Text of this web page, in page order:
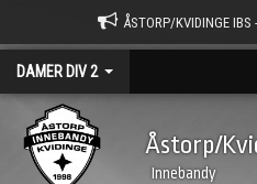
ÅSTORP/KVIDINGE IBS
DAMER DIV 2
Åstorp/
Innebandy